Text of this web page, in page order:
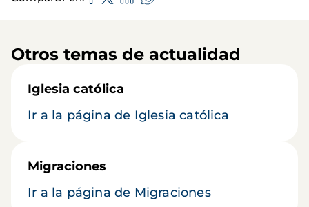
Otros temas de actualidad
Iglesia católica
Ir a la página de Iglesia católica
Migraciones
Ir a la página de Migraciones